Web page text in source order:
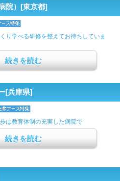
院）[東京都]
り学べる研修を整えてお待ちしていま
続きを読む
[兵庫県]
は教育体制の充実した病院で
続きを読む